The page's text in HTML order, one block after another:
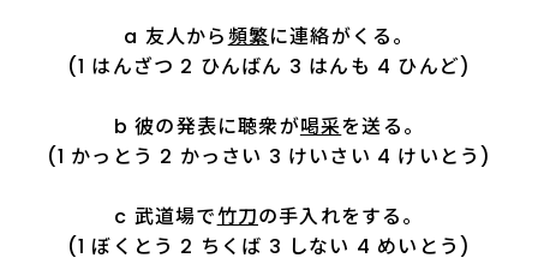
a 友人から頻繁に連絡がくる。
(1 はんざつ 2 ひんばん 3 はんも 4 ひんど)
b 彼の発表に聴衆が喝采を送る。
(1 かっとう 2 かっさい 3 けいさい 4 けいとう)
c 武道場で竹刀の手入れをする。
(1 ぼくとう 2 ちくば 3 しない 4 めいとう)